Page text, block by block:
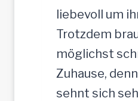
,
3
5
c
m
liebevoll um
Trotzdem
möglichst
Zuhause,
sehnt sich